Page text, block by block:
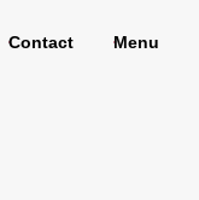
Contact Menu